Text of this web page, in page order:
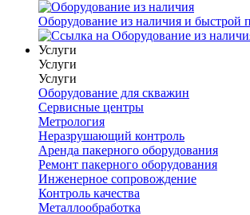
Оборудование из наличия и быстрой
Услуги
Услуги
Услуги
Оборудование для скважин
Сервисные центры
Метрология
Неразрушающий контроль
Аренда пакерного оборудования
Ремонт пакерного оборудования
Инженерное сопровождение
Контроль качества
Металлообработка